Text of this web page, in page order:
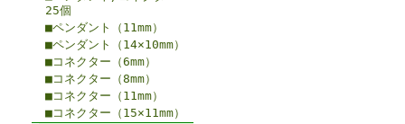
25個
■ペンダント（11mm）
■ペンダント（14×10mm）
■コネクター（6mm）
■コネクター（8mm）
■コネクター（11mm）
■コネクター（15×11mm）